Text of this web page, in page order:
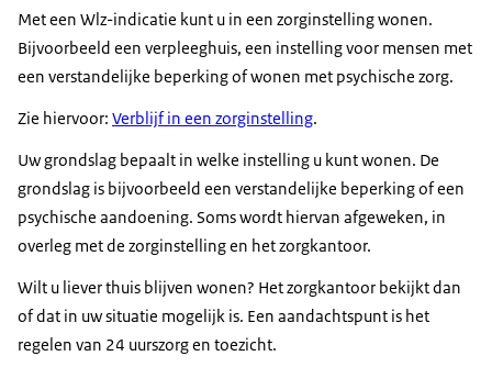
ruzie maken, zwerven, herrie 's nachts,
verzamelwoede, naakt buiten lopen of crimineel
gedrag.
de lichamelijke ontwikkeling, de verstandelijke
ontwikkeling (leervermogen) en de sociaal-
emotionele ontwikkeling. Het gaat om mensen die
door bijvoorbeeld een verstandelijke beperking
kwetsbaar zijn voor misbruik (seksueel, financieel,
het Zorginstituut
Met een Wlz-indicatie kunt u in een zorginstelling wonen.
Bijvoorbeeld een verpleeghuis, een instelling voor mensen met
een verstandelijke beperking of wonen met psychische zorg.
Zie hiervoor: Verblijf in een zorginstelling.
Uw grondslag bepaalt in welke instelling u kunt wonen. De
grondslag is bijvoorbeeld een verstandelijke beperking of een
psychische aandoening. Soms wordt hiervan afgeweken, in
overleg met de zorginstelling en het zorgkantoor.
Wilt u liever thuis blijven wonen? Het zorgkantoor bekijkt dan
of dat in uw situatie mogelijk is. Een aandachtspunt is het
regelen van 24 uurszorg en toezicht.